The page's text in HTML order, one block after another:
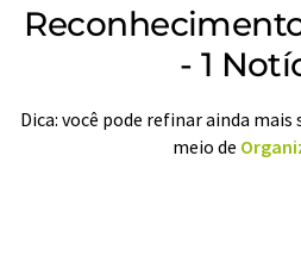
- 1
Dica: você pode refinar ainda
meio de